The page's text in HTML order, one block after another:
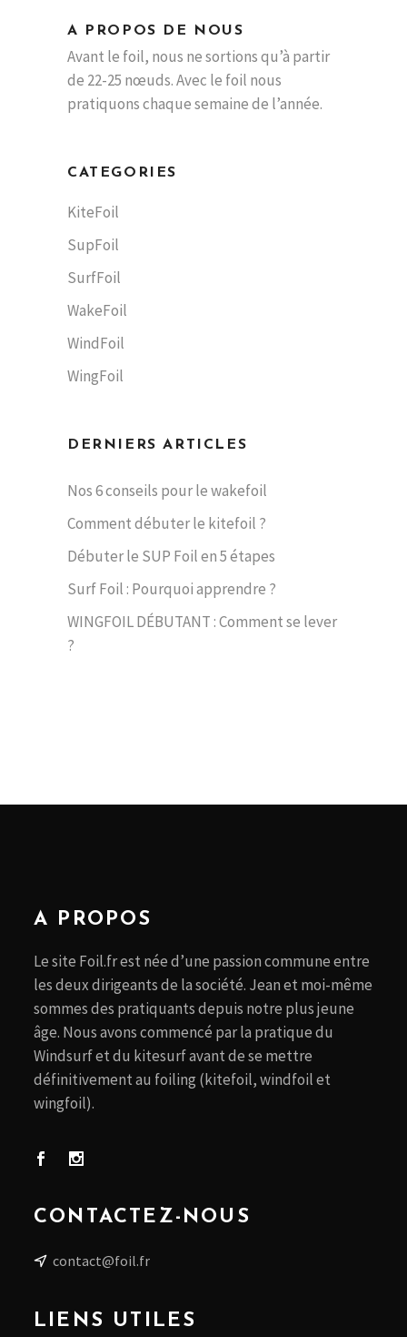
A PROPOS DE NOUS
Avant le foil, nous ne sortions qu’à partir
de 22-25 nœuds. Avec le foil nous
pratiquons chaque semaine de l’année.
CATEGORIES
KiteFoil
SupFoil
SurfFoil
WakeFoil
WindFoil
WingFoil
DERNIERS ARTICLES
Nos 6 conseils pour le wakefoil
Comment débuter le kitefoil ?
Débuter le SUP Foil en 5 étapes
Surf Foil : Pourquoi apprendre ?
WINGFOIL DÉBUTANT : Comment se lever
?
A PROPOS
Le site Foil.fr est née d’une passion commune entre
les deux dirigeants de la société. Jean et moi-même
sommes des pratiquants depuis notre plus jeune
âge. Nous avons commencé par la pratique du
Windsurf et du kitesurf avant de se mettre
définitivement au foiling (kitefoil, windfoil et
wingfoil).
CONTACTEZ-NOUS
contact@foil.fr
LIENS UTILES